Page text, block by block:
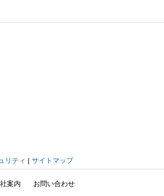
リティ | サイトマップ
案内 お問い合わせ